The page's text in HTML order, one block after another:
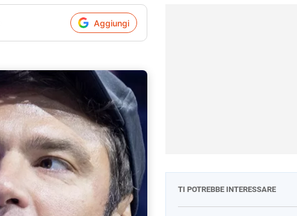
Aggiungi
TI POTREBBE INTERESSARE